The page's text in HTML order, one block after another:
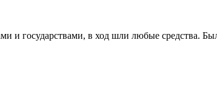
и государствами, в ход шли любые средства.